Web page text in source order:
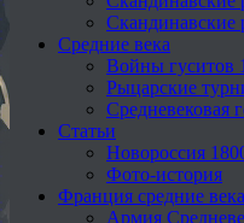
Скандинавские
Средние века
Войны гуситов
Рыцарские
Средневековая
Статьи
Новороссия
Фото-история
Франция средние века
Армия